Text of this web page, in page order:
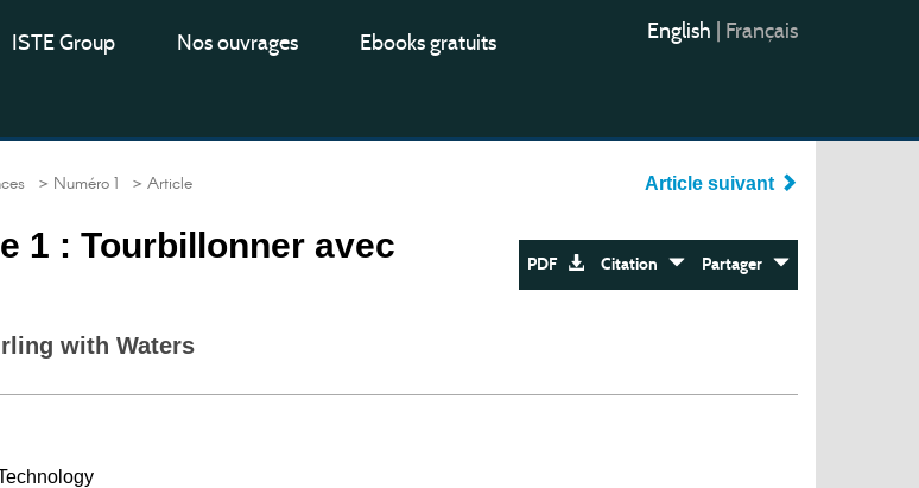
ISTE Group Nos ouvrages Ebooks gratuits English Français
> Numéro 1 > Article
1 : Tourbillonner avec
with Waters
Article suivant
PDF Citation Partager